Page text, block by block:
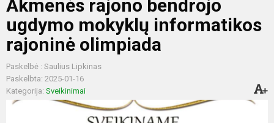
Akmenės rajono bendrojo
ugdymo mokyklų informatikos
rajoninė olimpiada
Paskelbė : Saulius Lipkinas
Paskelbta: 2025-01-16
Kategorija: Sveikinimai